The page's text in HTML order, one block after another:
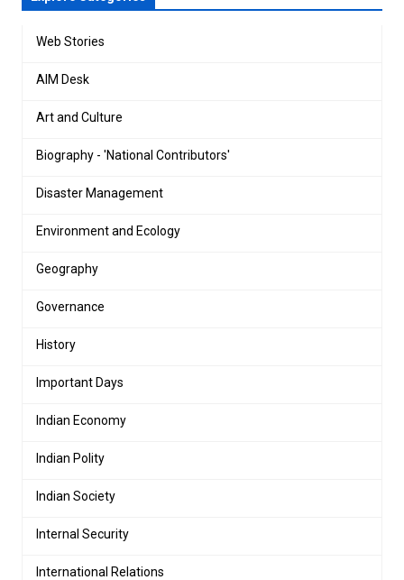
Web Stories
AIM Desk
Art and Culture
Biography - 'National Contributors'
Disaster Management
Environment and Ecology
Geography
Governance
History
Important Days
Indian Economy
Indian Polity
Indian Society
Internal Security
International Relations